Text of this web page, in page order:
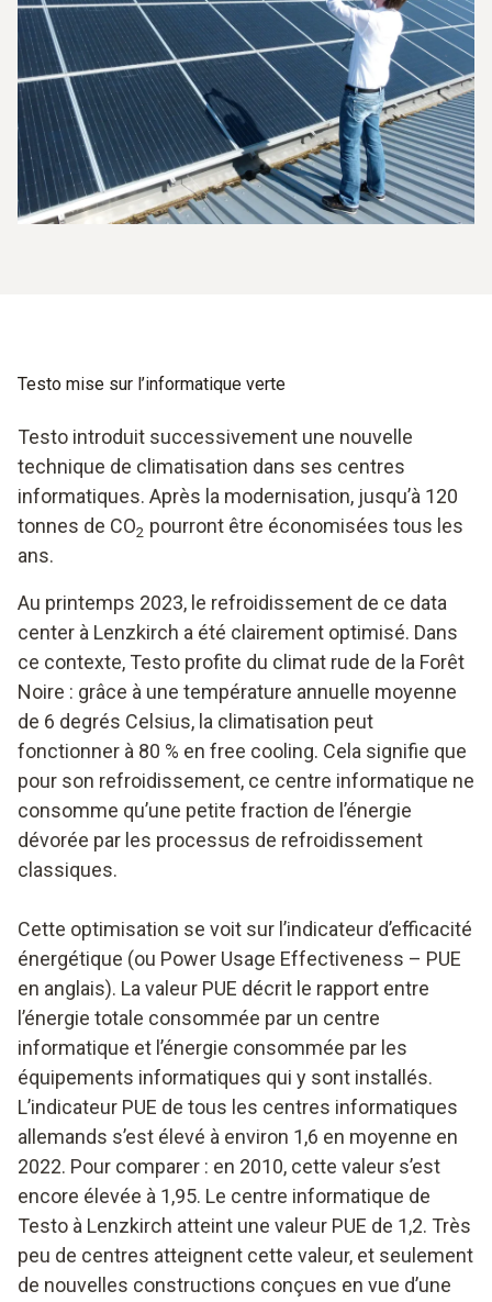
Testo mise sur l’informatique verte
Testo introduit successivement une nouvelle
technique de climatisation dans ses centres
informatiques. Après la modernisation, jusqu’à 120
tonnes de CO2 pourront être économisées tous les
ans.
Au printemps 2023, le refroidissement de ce data
center à Lenzkirch a été clairement optimisé. Dans
ce contexte, Testo profite du climat rude de la Forêt
Noire : grâce à une température annuelle moyenne
de 6 degrés Celsius, la climatisation peut
fonctionner à 80 % en free cooling. Cela signifie que
pour son refroidissement, ce centre informatique ne
consomme qu’une petite fraction de l’énergie
dévorée par les processus de refroidissement
classiques.
Cette optimisation se voit sur l’indicateur d’efficacité
énergétique (ou Power Usage Effectiveness – PUE
en anglais). La valeur PUE décrit le rapport entre
l’énergie totale consommée par un centre
informatique et l’énergie consommée par les
équipements informatiques qui y sont installés.
L’indicateur PUE de tous les centres informatiques
allemands s’est élevé à environ 1,6 en moyenne en
2022. Pour comparer : en 2010, cette valeur s’est
encore élevée à 1,95. Le centre informatique de
Testo à Lenzkirch atteint une valeur PUE de 1,2. Très
peu de centres atteignent cette valeur, et seulement
de nouvelles constructions conçues en vue d’une